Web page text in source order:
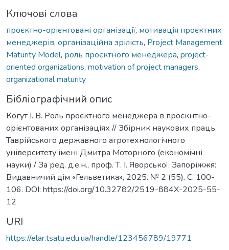
Ключові слова
проєктно-орієнтовані організації, мотивація проєктних
менеджерів, організаційна зрілість, Project Management
Maturity Model, роль проєктного менеджера, project-
oriented organizations, motivation of project managers,
organizational maturity
Бібліографічний опис
Когут І. В. Роль проєктного менеджера в проєкнтно-
орієнтованих організаціях // Збірник наукових праць
Таврійського державного агротехнологічного
університету імені Дмитра Моторного (економічні
науки) / За ред. д.е.н., проф. Т. І. Яворської. Запоріжжя:
Видавничий дім «Гельветика», 2025. № 2 (55). С. 100-
106. DOI: https://doi.org/10.32782/2519-884X-2025-55-
12
URI
https://elar.tsatu.edu.ua/handle/123456789/19771